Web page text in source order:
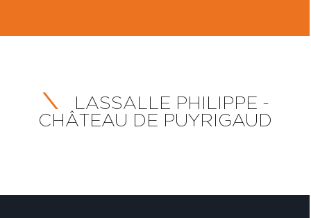
LASSALLE PHILIPPE -
CHÂTEAU DE PUYRIGAUD